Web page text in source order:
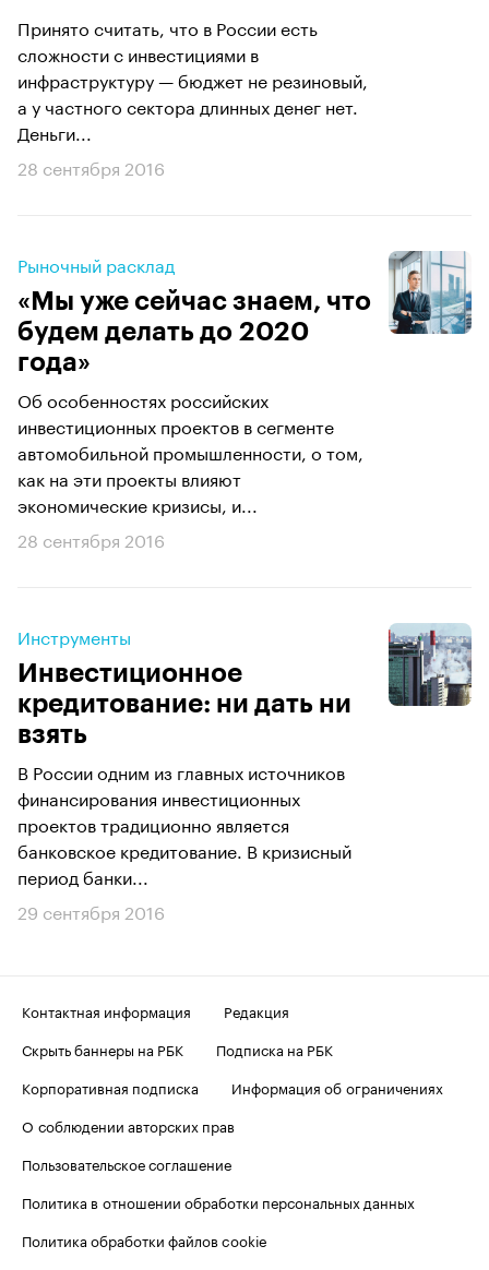
Принято считать, что в России есть
сложности с инвестициями в
инфраструктуру — бюджет не резиновый,
а у частного сектора длинных денег нет.
Деньги...
28 сентября 2016
Рыночный расклад
«Мы уже сейчас знаем, что
будем делать до 2020
года»
Об особенностях российских
инвестиционных проектов в сегменте
автомобильной промышленности, о том,
как на эти проекты влияют
экономические кризисы, и...
28 сентября 2016
Инструменты
Инвестиционное
кредитование: ни дать ни
взять
В России одним из главных источников
финансирования инвестиционных
проектов традиционно является
банковское кредитование. В кризисный
период банки...
29 сентября 2016
Контактная информация
Редакция
Скрыть баннеры на РБК
Подписка на РБК
Корпоративная подписка
Информация об ограничениях
О соблюдении авторских прав
Пользовательское соглашение
Политика в отношении обработки персональных данных
Политика обработки файлов cookie